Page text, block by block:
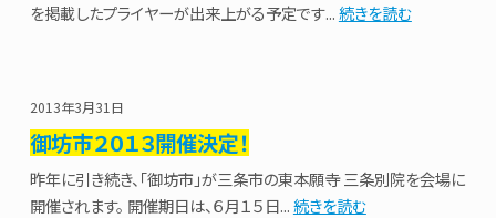
を掲載したプライヤーが出来上がる予定です...続きを読む
2013年3月31日
御坊市２０１３開催決定！
昨年に引き続き、「御坊市」が三条市の東本願寺 三条別院を会場に
開催されます。 開催期日は、６月１５日...続きを読む